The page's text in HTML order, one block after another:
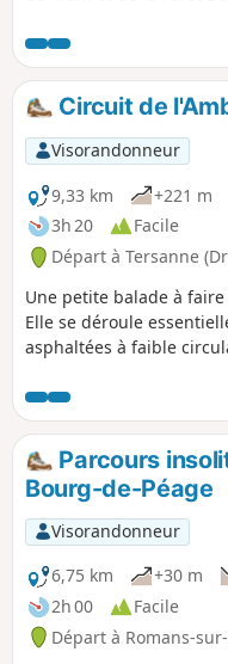
offrira une vue dégagée
et la Chartreuse.
Circuit de
Visorandonneur
9,33 km
+221 m
3h 20
Facile
Départ à Tersanne
Une petite balade à
Elle se déroule
asphaltées à faible
Parcours
Bourg-de-Péage
Visorandonneur
6,75 km
+30 m
2h 00
Facile
Départ à Romans-